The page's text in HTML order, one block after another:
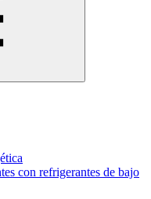
con refrigerantes de bajo